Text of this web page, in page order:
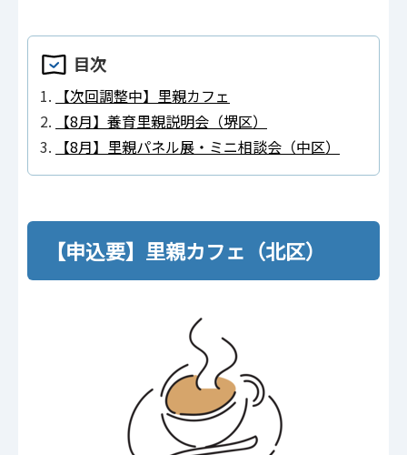
目次
【次回調整中】里親カフェ
【8月】養育里親説明会（堺区）
【8月】里親パネル展・ミニ相談会（中区）
【申込要】里親カフェ（北区）